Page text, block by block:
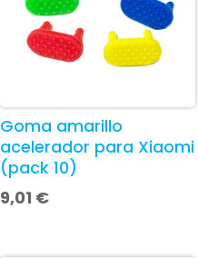
Goma amarillo
acelerador para Xiaomi
(pack 10)
9,01 €